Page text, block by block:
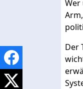
Wer
Der